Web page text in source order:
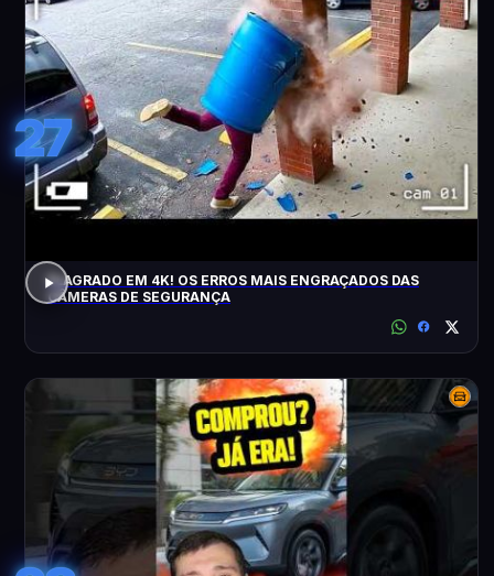
27
FLAGRADO EM 4K! OS ERROS MAIS ENGRAÇADOS DAS
CÂMERAS DE SEGURANÇA